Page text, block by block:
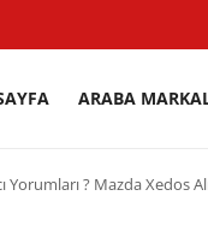
ARABA
Yorumları ? Mazda Xedos